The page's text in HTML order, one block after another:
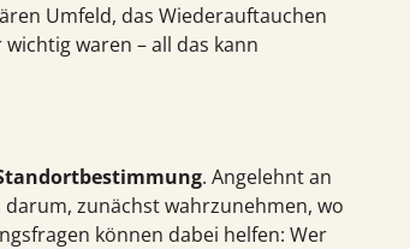
Umfeld, das Wieder­auftauchen
waren – all das kann
. Angelehnt an
zunächst wahrzunehmen, wo
können dabei helfen: Wer